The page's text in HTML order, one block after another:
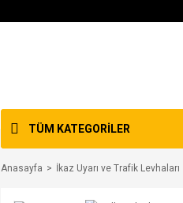
TÜM KATEGORİLER
Anasayfa İkaz Uyarı ve Trafik Levhaları